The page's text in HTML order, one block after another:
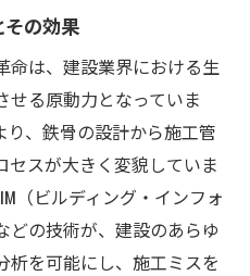
の効果
命は、建設業界における生
せる原動力となっていま
、鉄骨の設計から施工管
スが大きく変貌していま
（ビルディング・インフォ
どの技術が、建設のあらゆ
析を可能にし、施工ミスを